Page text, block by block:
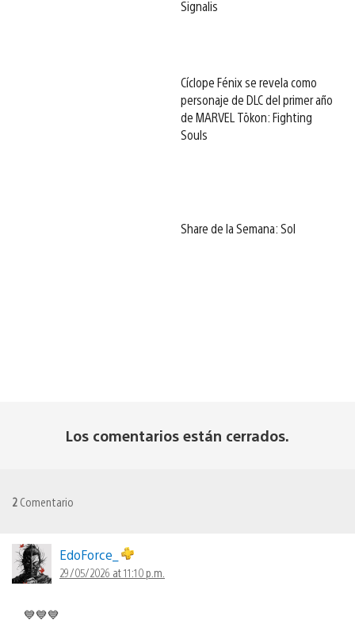
Signalis
Cíclope Fénix se revela como
personaje de DLC del primer año
de MARVEL Tōkon: Fighting
Souls
Share de la Semana: Sol
Los comentarios están cerrados.
2 Comentario
EdoForce_
29/05/2026 at 11:10 p.m.
💙💙💙